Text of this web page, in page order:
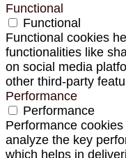
Functional
Functional
Functional cookies
functionalities like
on social media
other third-party
Performance
Performance
Performance
analyze the key
which helps in